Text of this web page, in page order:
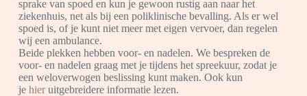
sprake van spoed en kun je gewoon rustig aan naar het
ziekenhuis, net als bij een poliklinische bevalling. Als er wel
spoed is, of je kunt niet meer met eigen vervoer, dan regelen
wij een ambulance.
Beide plekken hebben voor- en nadelen. We bespreken de
voor- en nadelen graag met je tijdens het spreekuur, zodat je
een weloverwogen beslissing kunt maken. Ook kun
je hieruitgebreidere informatie lezen.